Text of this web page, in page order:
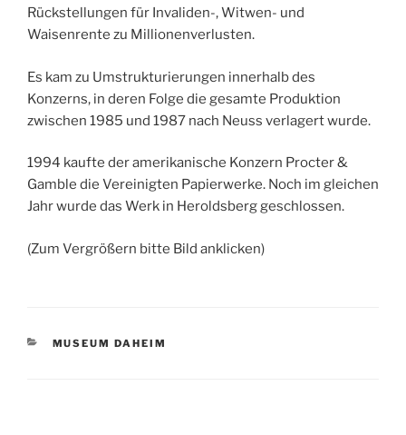
Rückstellungen für Invaliden-, Witwen- und
Waisenrente zu Millionenverlusten.
Es kam zu Umstrukturierungen innerhalb des
Konzerns, in deren Folge die gesamte Produktion
zwischen 1985 und 1987 nach Neuss verlagert wurde.
1994 kaufte der amerikanische Konzern Procter &
Gamble die Vereinigten Papierwerke. Noch im gleichen
Jahr wurde das Werk in Heroldsberg geschlossen.
(Zum Vergrößern bitte Bild anklicken)
KATEGORIEN
MUSEUM DAHEIM